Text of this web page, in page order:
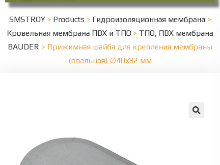
SMSTROY> Products> Гидроизоляционная мембрана>
Кровельная мембрана ПВХ и ТПО > ТПО, ПВХ мембрана
BAUDER > Прижимная шайба для крепления мембраны
(овальная) ∅40х82 мм